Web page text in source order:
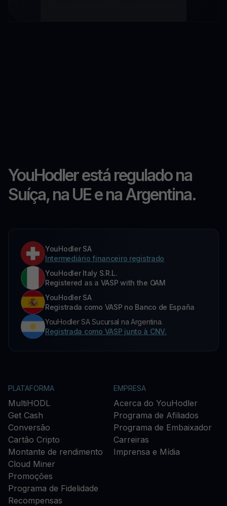
YouHodler está regulado na
Suíça, na UE e na Argentina.
YouHodler SA
Intermediário financeiro registrado
YouHodler Italy S.R.L.
Registered as a VASP with the OAM
YouHodler SA
Registrada como VASP no Banco de España
YouHodler SA Sucursal na Argentina.
Registrada como VASP junto à CNV.
PLATAFORMA
MultiHODL
Get Cash
Conversão
Cartão Cripto
Montante de rendimento
Cloud Miner
Promoções
Programa de Fidelidade
Recompensas
EMPRESA
Acerca do YouHodler
Programa de Afiliados
Programa de Embaixador
Carreiras
Imprensa e Mídia